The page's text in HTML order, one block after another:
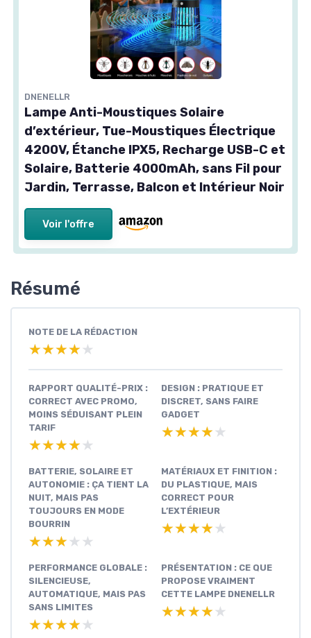
DNENELLR
Lampe Anti-Moustiques Solaire
d’extérieur, Tue-Moustiques Électrique
4200V, Étanche IPX5, Recharge USB-C et
Solaire, Batterie 4000mAh, sans Fil pour
Jardin, Terrasse, Balcon et Intérieur Noir
Voir l'offre
Résumé
NOTE DE LA RÉDACTION
★★★★★
★★★★★
RAPPORT QUALITÉ-PRIX :
CORRECT AVEC PROMO,
MOINS SÉDUISANT PLEIN
TARIF
★★★★★
★★★★★
DESIGN : PRATIQUE ET
DISCRET, SANS FAIRE
GADGET
★★★★★
★★★★★
BATTERIE, SOLAIRE ET
AUTONOMIE : ÇA TIENT LA
NUIT, MAIS PAS
TOUJOURS EN MODE
BOURRIN
★★★★★
★★★★★
MATÉRIAUX ET FINITION :
DU PLASTIQUE, MAIS
CORRECT POUR
L’EXTÉRIEUR
★★★★★
★★★★★
PERFORMANCE GLOBALE :
SILENCIEUSE,
AUTOMATIQUE, MAIS PAS
SANS LIMITES
★★★★★
★★★★★
PRÉSENTATION : CE QUE
PROPOSE VRAIMENT
CETTE LAMPE DNENELLR
★★★★★
★★★★★